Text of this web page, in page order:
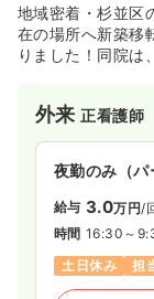
地域密着・杉並区
在の場所へ新築移
りました！同院は
ク等の関連施設
ならず、糖尿病
ャリストを目指せ
外来正看護師
夜勤のみ（パ
給与 3.0万円/
時間 16:30～
土日休み
担